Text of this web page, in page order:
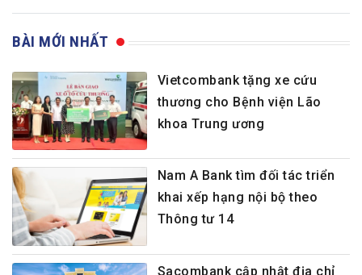
BÀI MỚI NHẤT
Vietcombank tặng xe cứu
thương cho Bệnh viện Lão
khoa Trung ương
Nam A Bank tìm đối tác triển
khai xếp hạng nội bộ theo
Thông tư 14
Sacombank cập nhật địa chỉ